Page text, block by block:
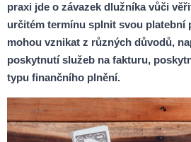
praxi jde o závazek dlužníka vůči
určitém termínu splnit svou platební
mohou vznikat z různých důvodů,
poskytnutí služeb na fakturu,
typu finančního plnění.